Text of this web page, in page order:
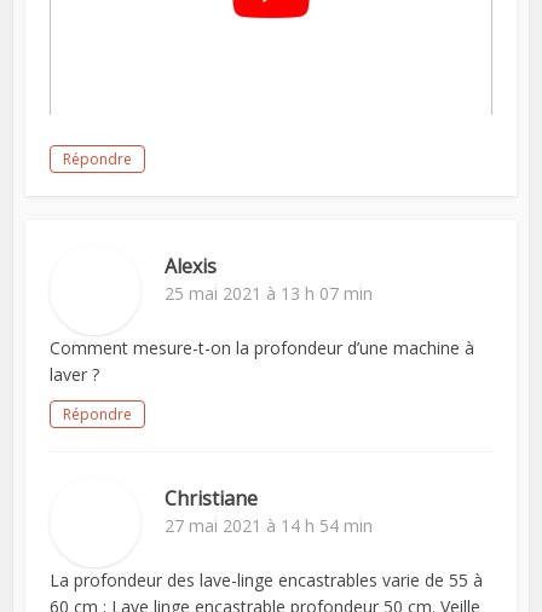
Répondre
Alexis
25 mai 2021 à 13 h 07 min
Comment mesure-t-on la profondeur d’une machine à
laver ?
Répondre
Christiane
27 mai 2021 à 14 h 54 min
La profondeur des lave-linge encastrables varie de 55 à
60 cm : Lave linge encastrable profondeur 50 cm. Veille